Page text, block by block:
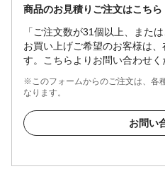
商品のお見積りご注文はこちら
「ご注文数が31個以上、また
お買い上げご希望のお客様は
す。こちらよりお問い合わせく
※このフォームからのご注文は、各
なります。
お問い